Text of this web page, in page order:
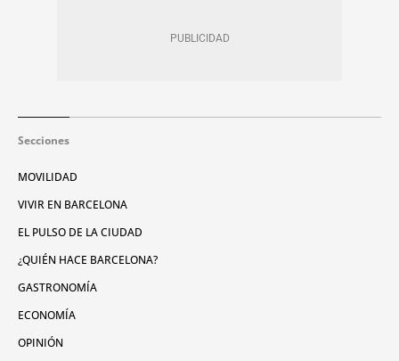
Secciones
MOVILIDAD
VIVIR EN BARCELONA
EL PULSO DE LA CIUDAD
¿QUIÉN HACE BARCELONA?
GASTRONOMÍA
ECONOMÍA
OPINIÓN